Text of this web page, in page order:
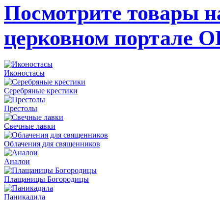
Посмотрите товары
церковном портале
Иконостасы
Серебряные крестики
Престолы
Свечные лавки
Облачения для священников
Аналои
Плащаницы Богородицы
Паникадила